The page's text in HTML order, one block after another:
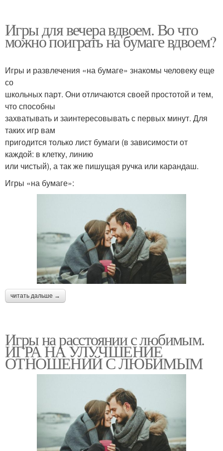
Игры для вечера вдвоем. Во что
можно поиграть на бумаге вдвоем?
Игры и развлечения «на бумаге» знакомы человеку еще
со
школьных парт. Они отличаются своей простотой и тем,
что способны
захватывать и заинтересовывать с первых минут. Для
таких игр вам
пригодится только лист бумаги (в зависимости от
каждой: в клетку, линию
или чистый), а так же пишущая ручка или карандаш.
Игры «на бумаге»:
читать дальше →
Игры на расстоянии с любимым.
ИГРА НА УЛУЧШЕНИЕ
ОТНОШЕНИЙ С ЛЮБИМЫМ